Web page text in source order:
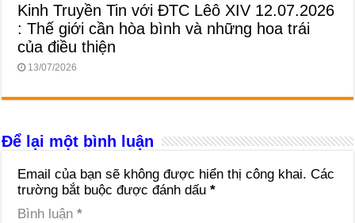
Kinh Truyền Tin với ĐTC Lêô XIV 12.07.2026
: Thế giới cần hòa bình và những hoa trái
của điều thiện
13/07/2026
Để lại một bình luận
Email của bạn sẽ không được hiển thị công khai. Các
trường bắt buộc được đánh dấu*
Bình luận*